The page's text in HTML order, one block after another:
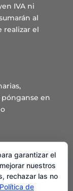
IVA ni
al
el
en
garantizar el
nuestros
rechazar las no
Política de